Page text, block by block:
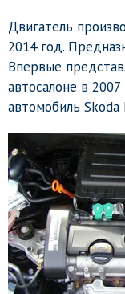
Двигатель
2014 год.
Впервые
автосалоне в
автомобиль Skoda